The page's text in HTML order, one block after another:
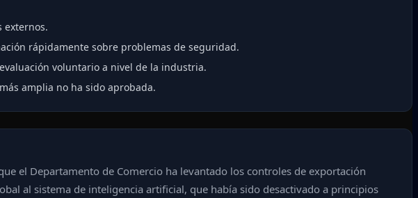
externos.
rápidamente sobre problemas de seguridad.
voluntario a nivel de la industria.
amplia no ha sido aprobada.
el Departamento de Comercio ha levantado los controles de exportación
al sistema de inteligencia artificial, que había sido desactivado a principios